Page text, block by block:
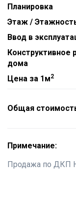
Планировка
Этаж /
Ввод в
Конструктивное
дома
Цена за 1м2
Общая
Примечание:
Продажа по ДКП